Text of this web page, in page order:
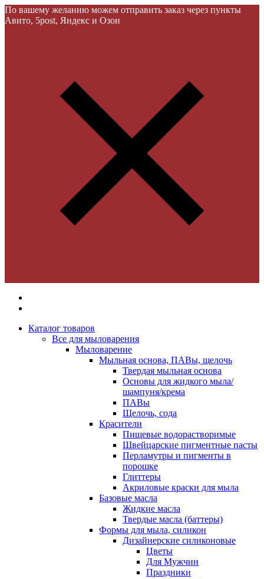
По вашему желанию можем отправить заказ через пункты
Авито, 5post, Яндекс и Озон
Каталог товаров
Все для мыловарения
Мыловарение
Мыльная основа, ПАВы, щелочь
Твердая мыльная основа
Основы для жидкого мыла/
шампуня/крема
ПАВы
Щелочь, сода
Красители
Пищевые водорастворимые
Швейцарские пигментные пасты
Перламутры и пигменты в
порошке
Глиттеры
Акриловые краски для мыла
Базовые масла
Жидкие масла
Твердые масла (баттеры)
Формы для мыла, силикон
Дизайнерские силиконовые
Цветы
Для Мужчин
Праздники